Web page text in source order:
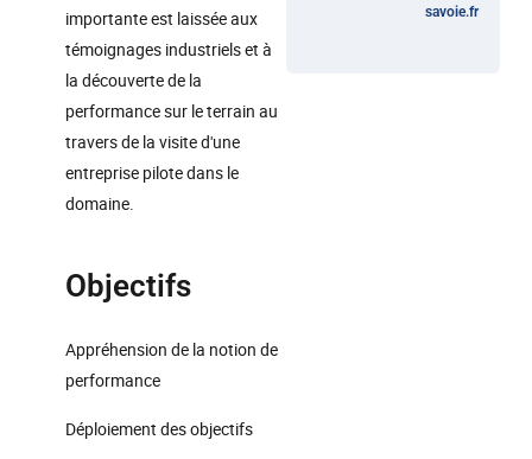
importante est laissée aux
témoignages industriels et à
la découverte de la
performance sur le terrain au
travers de la visite d'une
entreprise pilote dans le
domaine.
Objectifs
Appréhension de la notion de
performance
Déploiement des objectifs
savoie.fr